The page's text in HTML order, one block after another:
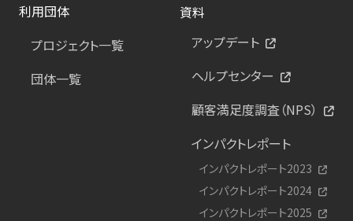
利用団体
プロジェクト一覧
団体一覧
資料
アップデート
ヘルプセンター
顧客満足度調査（NPS）
インパクトレポート
インパクトレポート2023
インパクトレポート2024
インパクトレポート2025